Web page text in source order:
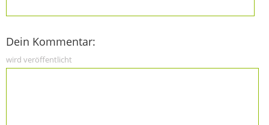
Dein Kommentar:
wird veröffentlicht